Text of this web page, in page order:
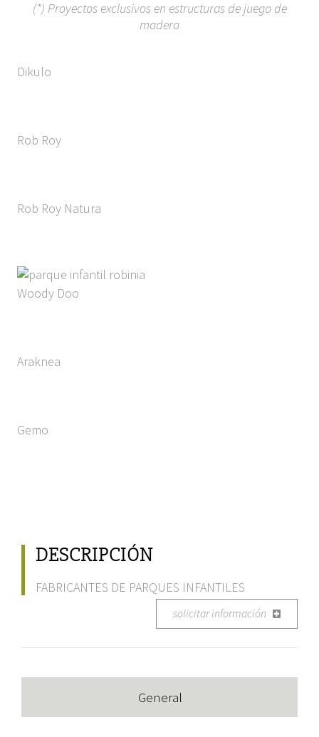
(*) Proyectos exclusivos en estructuras de juego de
madera
Dikulo
Rob Roy
Rob Roy Natura
Woody Doo
Araknea
Gemo
DESCRIPCIÓN
FABRICANTES DE PARQUES INFANTILES
solicitar información
General